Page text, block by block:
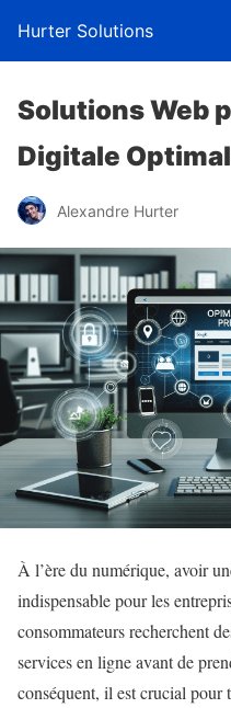
Hurter Solutions
Solutions Web
Digitale
Alexandre Hurter
À l’ère du numérique, avoir
indispensable pour les
consommateurs recherchent
services en ligne avant de
conséquent, il est crucial pour